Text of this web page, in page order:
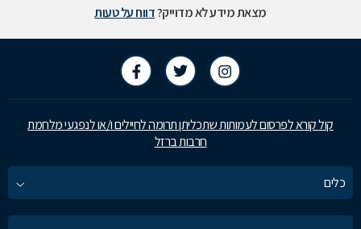
מצאת מידע לא מדוייק?דווח על טעות
קול קורא לפרסום לעמותות שתכליתן תרומה לחיילים ו/או לנפגעי מלחמת
חרבות ברזל
כלים